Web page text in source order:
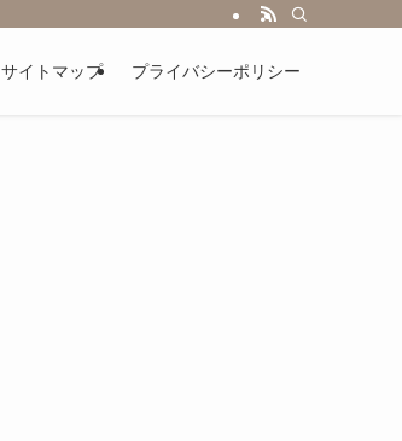
サイトマップ プライバシーポリシー